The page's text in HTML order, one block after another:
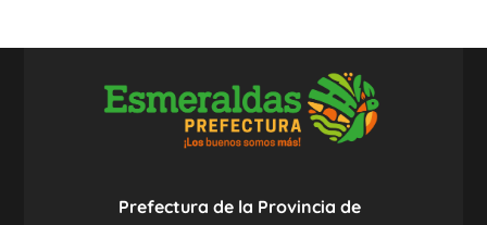
Prefectura de la Provincia de